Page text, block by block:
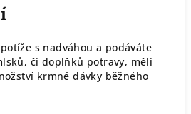
s nadváhou a podáváte
či doplňků potravy, měli
krmné dávky běžného